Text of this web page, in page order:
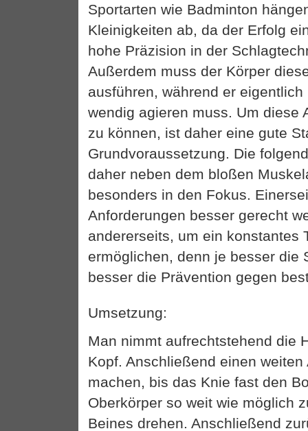
Sportarten wie Badminton
Kleinigkeiten ab, da der Erfolg
hohe Präzision in der
Außerdem muss der Körper
ausführen, während er
wendig agieren muss. Um diese
zu können, ist daher eine gute
Grundvoraussetzung. Die
daher neben dem bloßen
besonders in den Fokus.
Anforderungen besser gerecht
andererseits, um ein konstantes
ermöglichen, denn je besser die
besser die Prävention gegen
Umsetzung:
Man nimmt aufrechtstehend die
Kopf. Anschließend einen
machen, bis das Knie fast den
Oberkörper so weit wie möglich
Beines drehen. Anschließend